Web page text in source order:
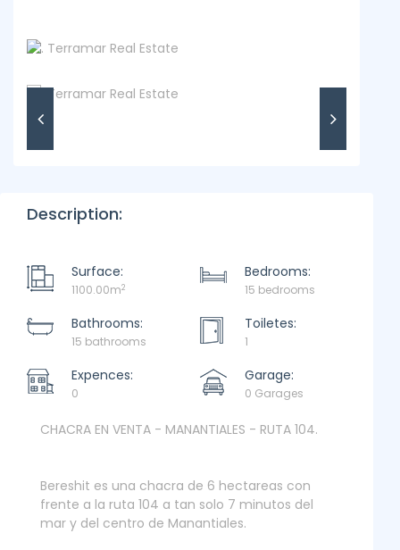
Description:
Surface:
1100.00m2
Bedrooms:
15 bedrooms
Bathrooms:
15 bathrooms
Toiletes:
1
Expences:
0
Garage:
0 Garages
CHACRA EN VENTA - MANANTIALES - RUTA 104.
Bereshit es una chacra de 6 hectareas con
frente a la ruta 104 a tan solo 7 minutos del
mar y del centro de Manantiales.